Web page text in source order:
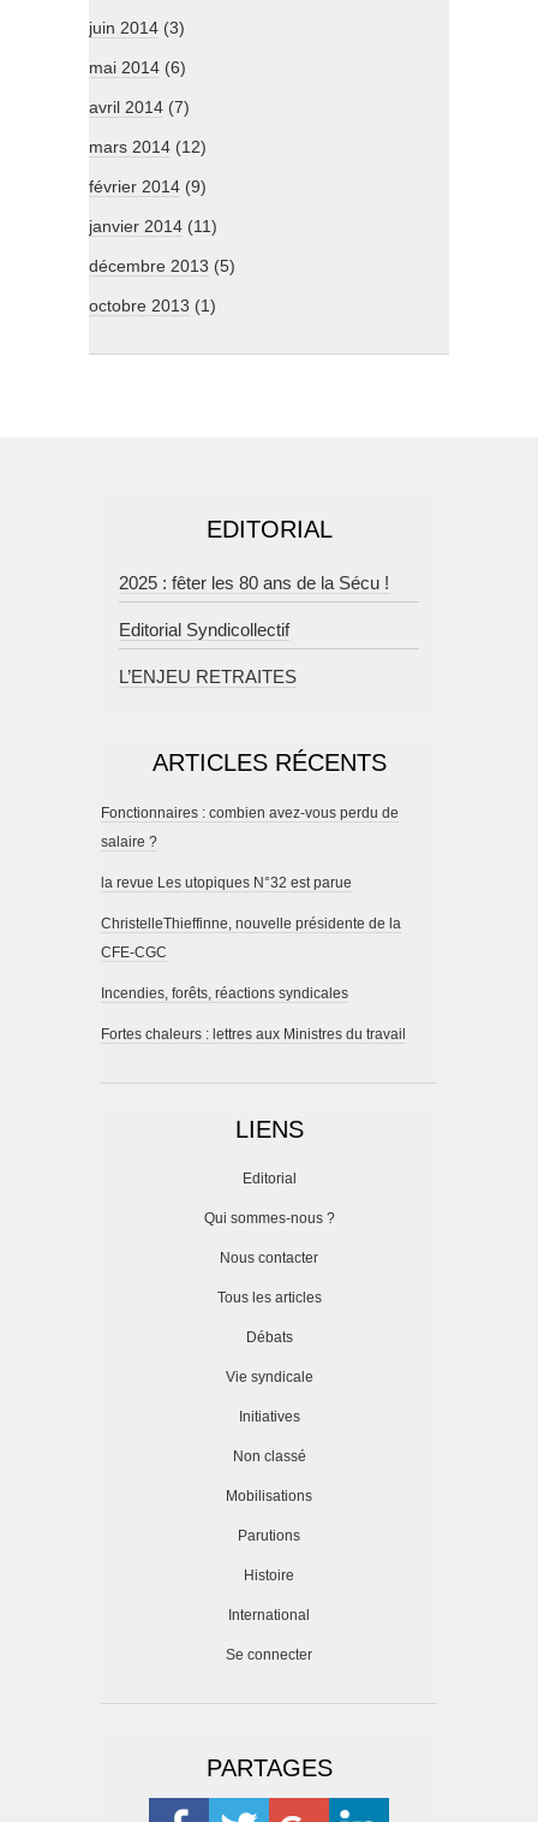
juin 2014 (3)
mai 2014 (6)
avril 2014 (7)
mars 2014 (12)
février 2014 (9)
janvier 2014 (11)
décembre 2013 (5)
octobre 2013 (1)
EDITORIAL
2025 : fêter les 80 ans de la Sécu !
Editorial Syndicollectif
L’ENJEU RETRAITES
ARTICLES RÉCENTS
Fonctionnaires : combien avez-vous perdu de
salaire ?
la revue Les utopiques N°32 est parue
ChristelleThieffinne, nouvelle présidente de la
CFE-CGC
Incendies, forêts, réactions syndicales
Fortes chaleurs : lettres aux Ministres du travail
LIENS
Editorial
Qui sommes-nous ?
Nous contacter
Tous les articles
Débats
Vie syndicale
Initiatives
Non classé
Mobilisations
Parutions
Histoire
International
Se connecter
PARTAGES